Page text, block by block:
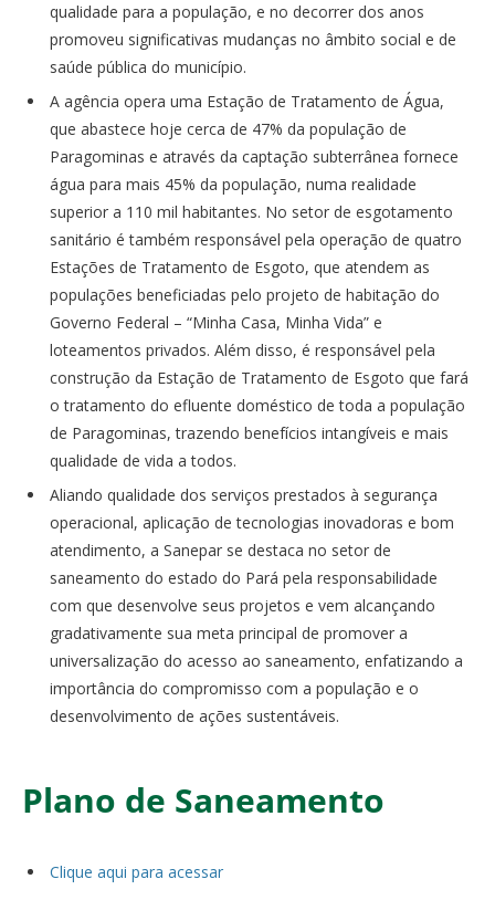
qualidade para a população, e no decorrer dos anos
promoveu significativas mudanças no âmbito social e de
saúde pública do município.
A agência opera uma Estação de Tratamento de Água,
que abastece hoje cerca de 47% da população de
Paragominas e através da captação subterrânea fornece
água para mais 45% da população, numa realidade
superior a 110 mil habitantes. No setor de esgotamento
sanitário é também responsável pela operação de quatro
Estações de Tratamento de Esgoto, que atendem as
populações beneficiadas pelo projeto de habitação do
Governo Federal – “Minha Casa, Minha Vida” e
loteamentos privados. Além disso, é responsável pela
construção da Estação de Tratamento de Esgoto que fará
o tratamento do efluente doméstico de toda a população
de Paragominas, trazendo benefícios intangíveis e mais
qualidade de vida a todos.
Aliando qualidade dos serviços prestados à segurança
operacional, aplicação de tecnologias inovadoras e bom
atendimento, a Sanepar se destaca no setor de
saneamento do estado do Pará pela responsabilidade
com que desenvolve seus projetos e vem alcançando
gradativamente sua meta principal de promover a
universalização do acesso ao saneamento, enfatizando a
importância do compromisso com a população e o
desenvolvimento de ações sustentáveis.
Plano de Saneamento
Clique aqui para acessar